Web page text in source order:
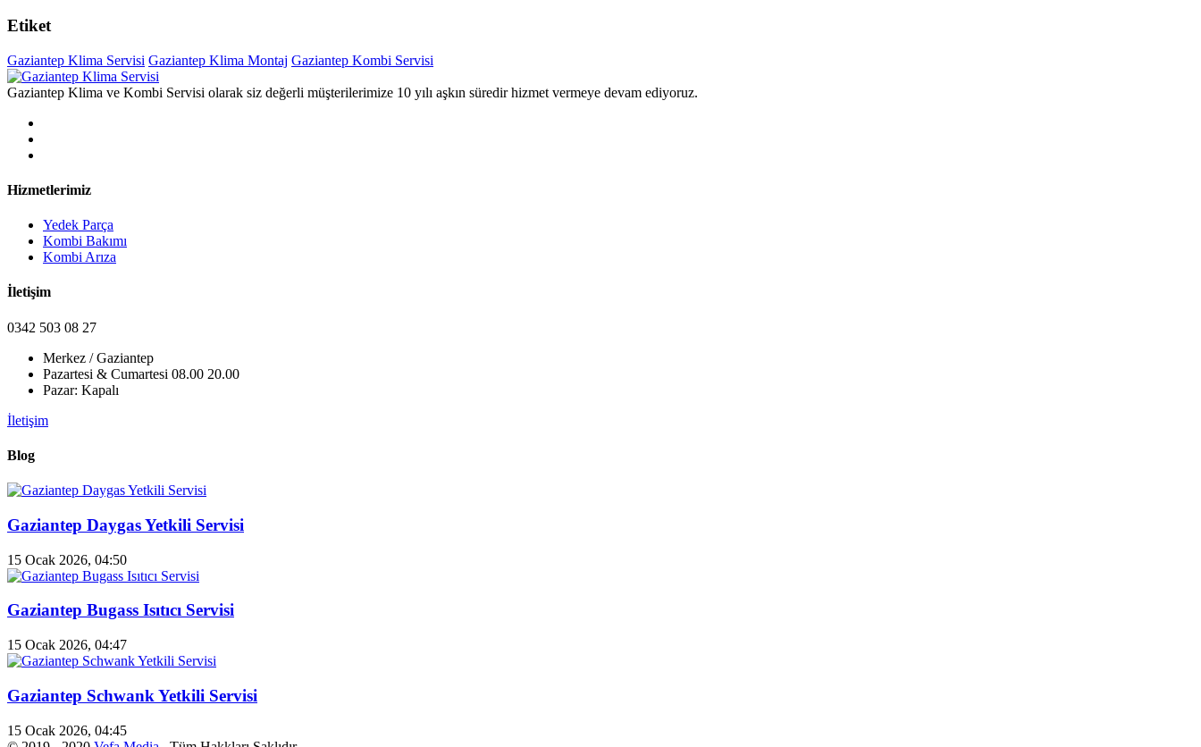
Etiket
Gaziantep Klima Servisi Gaziantep Klima Montaj Gaziantep Kombi Servisi
Gaziantep Klima ve Kombi Servisi olarak siz değerli müşterilerimize 10 yılı aşkın süredir hizmet vermeye devam ediyoruz.
Hizmetlerimiz
Yedek Parça
Kombi Bakımı
Kombi Arıza
İletişim
0342 503 08 27
Merkez / Gaziantep
Pazartesi & Cumartesi 08.00 20.00
Pazar: Kapalı
İletişim
Blog
Gaziantep Daygas Yetkili Servisi
15 Ocak 2026, 04:50
Gaziantep Bugass Isıtıcı Servisi
15 Ocak 2026, 04:47
Gaziantep Schwank Yetkili Servisi
15 Ocak 2026, 04:45